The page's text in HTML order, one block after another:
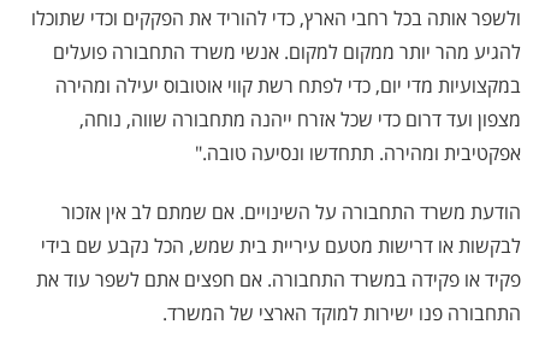
ולשפר אותה בכל רחבי הארץ, כדי להוריד את הפקקים וכדי שתוכלו
להגיע מהר יותר ממקום למקום. אנשי משרד התחבורה פועלים
במקצועיות מדי יום, כדי לפתח רשת קווי אוטובוס יעילה ומהירה
מצפון ועד דרום כדי שכל אזרח ייהנה מתחבורה שווה, נוחה,
אפקטיבית ומהירה. תתחדשו ונסיעה טובה.
"
הודעת משרד התחבורה על השינויים. אם שמתם לב אין אזכור
לבקשות או דרישות מטעם עיריית בית שמש, הכל נקבע שם בידי
פקיד או פקידה במשרד התחבורה. אם חפצים אתם לשפר עוד את
התחבורה פנו ישירות למוקד הארצי של המשרד.